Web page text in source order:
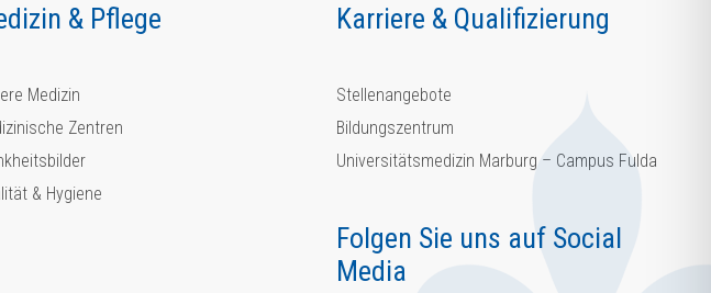
& Pflege
Medizin
Zentren
& Hygiene
Karriere & Qualifizierung
Stellenangebote
Bildungszentrum
Universitätsmedizin Marburg – Campus Fulda
Folgen Sie uns auf Social
Media